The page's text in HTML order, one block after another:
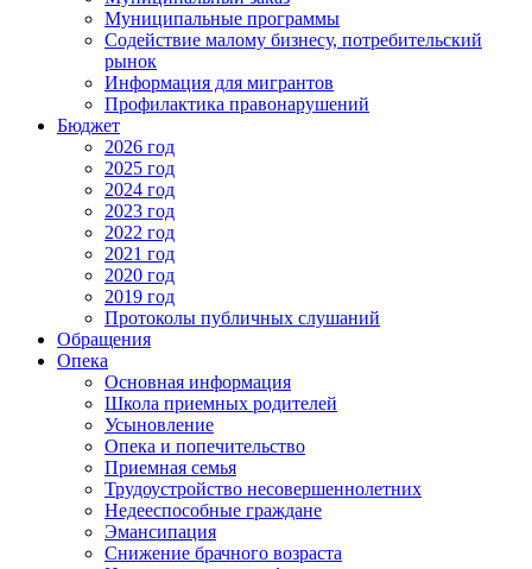
Муниципальные программы
Содействие малому бизнесу, потребительский
рынок
Информация для мигрантов
Профилактика правонарушений
Бюджет
2026 год
2025 год
2024 год
2023 год
2022 год
2021 год
2020 год
2019 год
Протоколы публичных слушаний
Обращения
Опека
Основная информация
Школа приемных родителей
Усыновление
Опека и попечительство
Приемная семья
Трудоустройство несовершеннолетних
Недееспособные граждане
Эмансипация
Снижение брачного возраста